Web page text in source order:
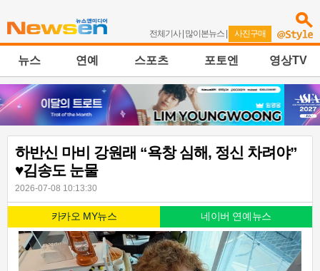
전체기사| 많이본뉴스 | 사진구매
뉴스 연예 스포츠 포토엔 영상TV
하반신 마비 강원래 “욕창 심해, 정신 차려야”
♥김송도 눈물
2026-07-08 10:13:30
카카오 MY뉴스 네이버 연예뉴스